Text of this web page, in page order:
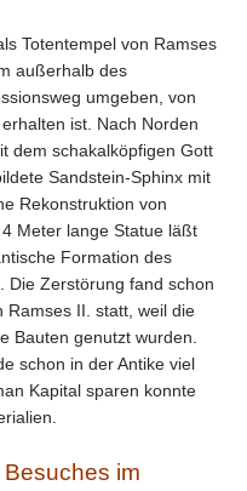
Totentempel von Ramses
außerhalb des
umgeben, von
ist. Nach Norden
dem schakalköpfigen Gott
Sandstein-Sphinx mit
Rekonstruktion von
Meter lange Statue läßt
Formation des
Die Zerstörung fand schon
Ramses II. statt, weil die
Bauten genutzt wurden.
schon in der Antike viel
Kapital sparen konnte
im